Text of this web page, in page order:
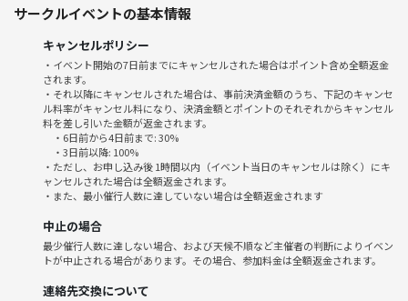
サークルイベントの基本情報
キャンセルポリシー
・イベント開始の7日前までにキャンセルされた場合はポイント含め全額返金
されます。
・それ以降にキャンセルされた場合は、事前決済金額のうち、下記のキャンセ
ル料率がキャンセル料になり、決済金額とポイントのそれぞれからキャンセル
料を差し引いた金額が返金されます。
・6日前から4日前まで: 30%
・3日前以降: 100%
・ただし、お申し込み後 1時間以内（イベント当日のキャンセルは除く）にキ
ャンセルされた場合は全額返金されます。
・また、最小催行人数に達していない場合は全額返金されます
中止の場合
最少催行人数に達しない場合、および天候不順など主催者の判断によりイベン
トが中止される場合があります。その場合、参加料金は全額返金されます。
連絡先交換について